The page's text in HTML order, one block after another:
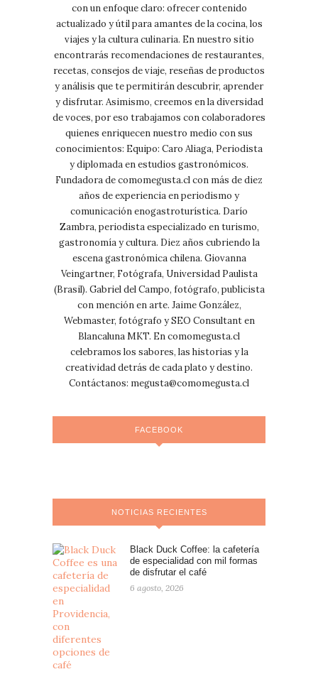
con un enfoque claro: ofrecer contenido
actualizado y útil para amantes de la cocina, los
viajes y la cultura culinaria. En nuestro sitio
encontrarás recomendaciones de restaurantes,
recetas, consejos de viaje, reseñas de productos
y análisis que te permitirán descubrir, aprender
y disfrutar. Asimismo, creemos en la diversidad
de voces, por eso trabajamos con colaboradores
quienes enriquecen nuestro medio con sus
conocimientos: Equipo: Caro Aliaga, Periodista
y diplomada en estudios gastronómicos.
Fundadora de comomegusta.cl con más de diez
años de experiencia en periodismo y
comunicación enogastroturística. Darío
Zambra, periodista especializado en turismo,
gastronomía y cultura. Diez años cubriendo la
escena gastronómica chilena. Giovanna
Veingartner, Fotógrafa, Universidad Paulista
(Brasil). Gabriel del Campo, fotógrafo, publicista
con mención en arte. Jaime González,
Webmaster, fotógrafo y SEO Consultant en
Blancaluna MKT. En comomegusta.cl
celebramos los sabores, las historias y la
creatividad detrás de cada plato y destino.
Contáctanos: megusta@comomegusta.cl
FACEBOOK
NOTICIAS RECIENTES
Black Duck Coffee: la cafetería
de especialidad con mil formas
de disfrutar el café
6 agosto, 2026